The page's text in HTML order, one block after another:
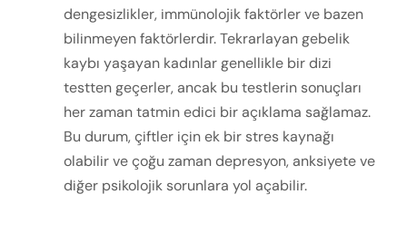
dengesizlikler, immünolojik faktörler ve bazen
bilinmeyen faktörlerdir. Tekrarlayan gebelik
kaybı yaşayan kadınlar genellikle bir dizi
testten geçerler, ancak bu testlerin sonuçları
her zaman tatmin edici bir açıklama sağlamaz.
Bu durum, çiftler için ek bir stres kaynağı
olabilir ve çoğu zaman depresyon, anksiyete ve
diğer psikolojik sorunlara yol açabilir.